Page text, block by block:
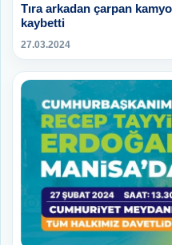
Tıra arkadan çarpan
kaybetti
27.03.2024